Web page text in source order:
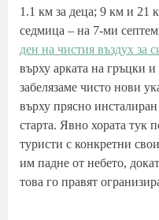
1.1 км за деца; 9 км и 21
седмица – на 7-ми
ден на чистия въздух за
върху арката на гръцки
забелязаме чисто нови
върху прясно
старта. Явно хората тук
туристи с конкретни
им падне от небето,
това го правят